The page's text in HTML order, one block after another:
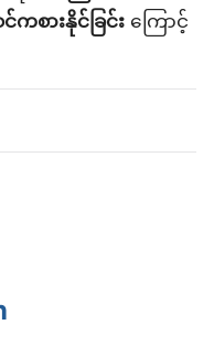
ကစားနိုင်ခြင်း ကြောင့်